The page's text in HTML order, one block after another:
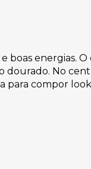
boas energias.
dourado. No
para compor